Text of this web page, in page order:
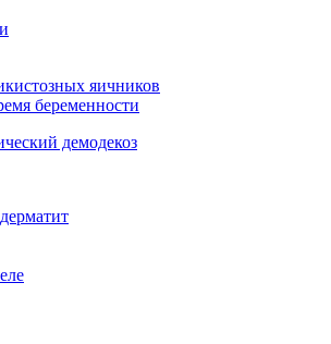
яичников
беременности
демодекоз